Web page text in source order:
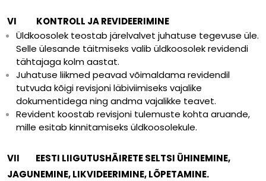
VI KONTROLL JA REVIDEERIMINE
Üldkoosolek teostab järelvalvet juhatuse tegevuse üle.
Selle ülesande täitmiseks valib üldkoosolek revidendi
tähtajaga kolm aastat.
Juhatuse liikmed peavad võimaldama revidendil
tutvuda kõigi revisjoni läbiviimiseks vajalike
dokumentidega ning andma vajalikke teavet.
Revident koostab revisjoni tulemuste kohta aruande,
mille esitab kinnitamiseks üldkoosolekule.
VII EESTI LIIGUTUSHÄIRETE SELTSI ÜHINEMINE,
JAGUNEMINE, LIKVIDEERIMINE, LÕPETAMINE.